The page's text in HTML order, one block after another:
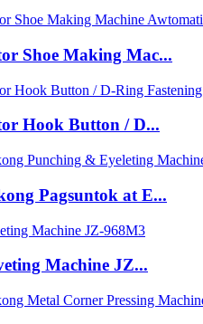
Shoe Making Mac...
Hook Button / D...
Pagsuntok at E...
Machine JZ...